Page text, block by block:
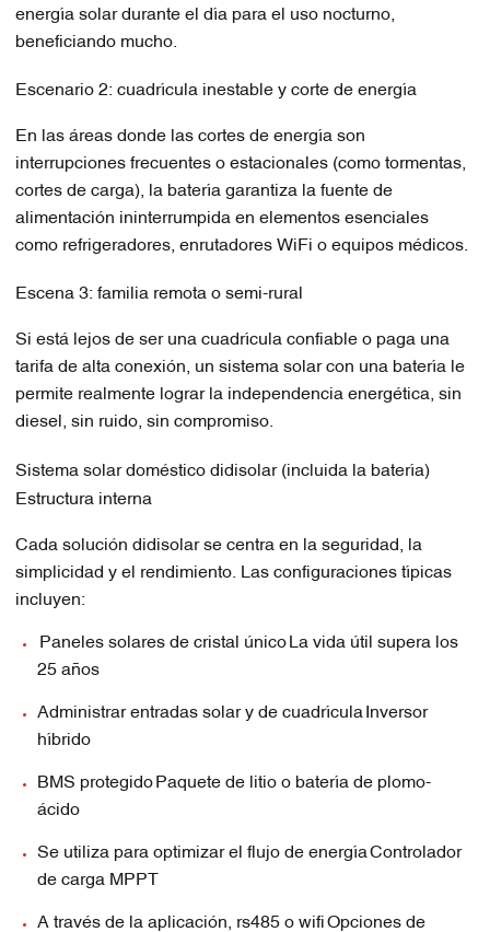
energía solar durante el día para el uso nocturno,
beneficiando mucho.
Escenario 2: cuadrícula inestable y corte de energía
En las áreas donde las cortes de energía son
interrupciones frecuentes o estacionales (como tormentas,
cortes de carga), la batería garantiza la fuente de
alimentación ininterrumpida en elementos esenciales
como refrigeradores, enrutadores WiFi o equipos médicos.
Escena 3: familia remota o semi-rural
Si está lejos de ser una cuadrícula confiable o paga una
tarifa de alta conexión, un sistema solar con una batería le
permite realmente lograr la independencia energética, sin
diesel, sin ruido, sin compromiso.
Sistema solar doméstico didisolar (incluida la batería)
Estructura interna
Cada solución didisolar se centra en la seguridad, la
simplicidad y el rendimiento. Las configuraciones típicas
incluyen:
Paneles solares de cristal único La vida útil supera los
25 años
Administrar entradas solar y de cuadrícula Inversor
híbrido
BMS protegido Paquete de litio o batería de plomo-
ácido
Se utiliza para optimizar el flujo de energíaControlador
de carga MPPT
A través de la aplicación, rs485 o wifiOpciones de